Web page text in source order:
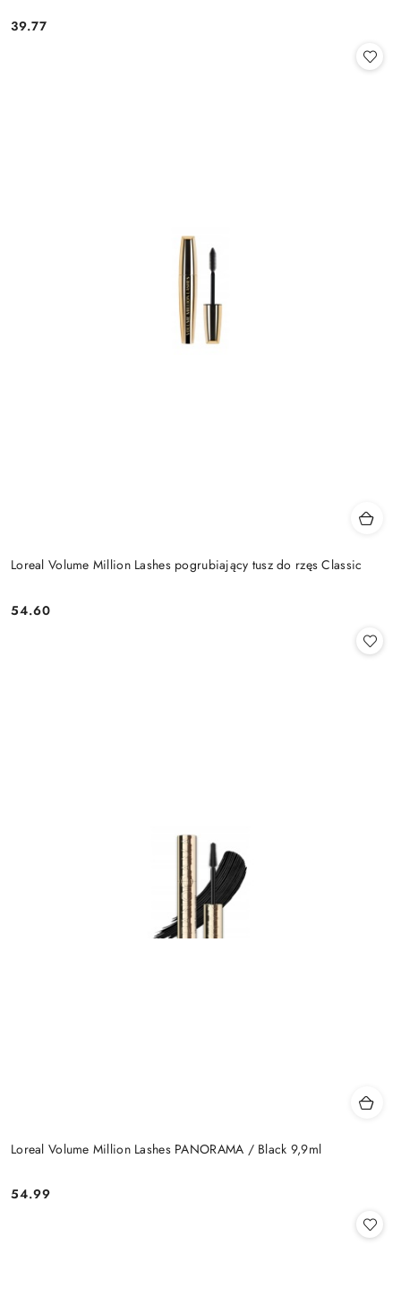
Cena:
39.77
Loreal Volume Million Lashes pogrubiający tusz do rzęs Classic
Cena:
54.60
Loreal Volume Million Lashes PANORAMA / Black 9,9ml
Cena:
54.99